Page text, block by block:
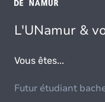
L'UNamur &
Vous êtes...
Futur étudiant